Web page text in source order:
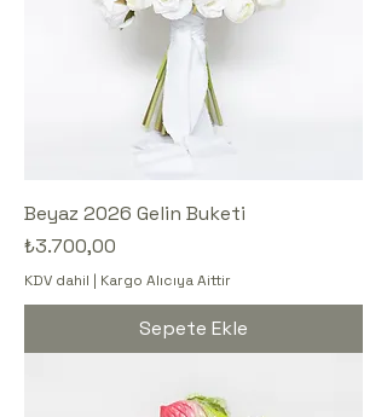
Beyaz 2026 Gelin Buketi
Fiyat
₺3.700,00
KDV dahil | Kargo Alıcıya Aittir
Sepete Ekle